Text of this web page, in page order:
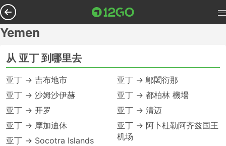
Yemen
从 亚丁 到哪里去
亚丁 → 吉布地市
亚丁 → 沙姆沙伊赫
亚丁 → 开罗
亚丁 → 摩加迪休
亚丁 → Socotra Islands
亚丁 → 鄔闍衍那
亚丁 → 都柏林 機場
亚丁 → 清迈
亚丁 → 阿卜杜勒阿齐兹国王
机场